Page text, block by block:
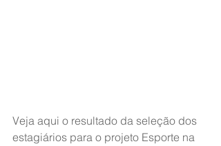
Veja aqui o resultado da seleção dos
estagiários para o projeto Esporte na